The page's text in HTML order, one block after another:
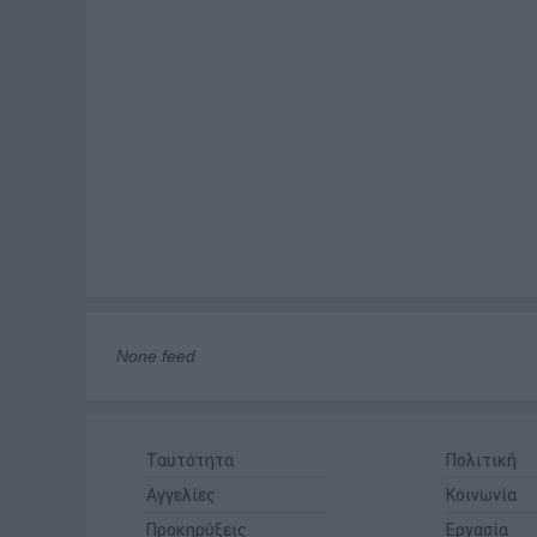
None feed
Ταυτότητα
Αγγελίες
Προκηρύξεις
Πολιτική
Κοινωνία
Εργασία